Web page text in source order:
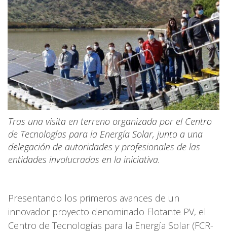
Tras una visita en terreno organizada por el Centro
de Tecnologías para la Energía Solar, junto a una
delegación de autoridades y profesionales de las
entidades involucradas en la iniciativa.
Presentando los primeros avances de un
innovador proyecto denominado Flotante PV, el
Centro de Tecnologías para la Energía Solar (FCR-